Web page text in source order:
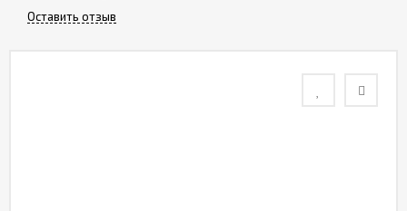
Отзывы
Оставить отзыв